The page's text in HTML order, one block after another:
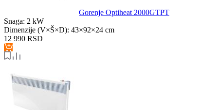
Gorenje Optiheat 2000GTPT
Snaga: 2 kW
Dimenzije (V×Š×D): 43×92×24 cm
12 990 RSD